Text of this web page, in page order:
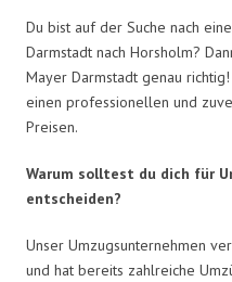
Du bist auf der Suche nach
Darmstadt nach Horsholm?
Mayer Darmstadt genau
einen professionellen und
Preisen.
Warum solltest du dich für
entscheiden?
Unser Umzugsunternehmen
und hat bereits zahlreiche